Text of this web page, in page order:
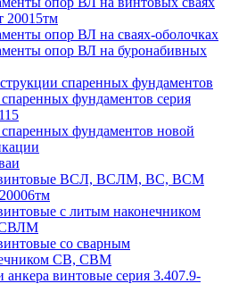
20015тм
опор ВЛ на сваях-оболочках
опор ВЛ на буронабивных
спаренных фундаментов
фундаментов серия
фундаментов новой
ВСЛ, ВСЛМ, ВС, ВСМ
с литым наконечником
со сварным
СВ, СВМ
анкера винтовые серия 3.407.9-